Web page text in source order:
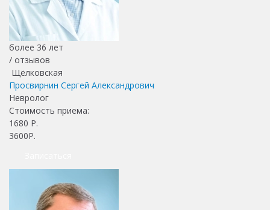
более 36 лет
/ отзывов
Щёлковская
Просвирнин Сергей Александрович
Невролог
Стоимость приема:
1680 Р.
3600Р.